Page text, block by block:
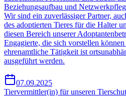
Beziehungsaufbau und
Wir sind ein zuverlässiger Partner,
des adoptierten Tieres für die Halter
diesen Bereich unserer
Engagierte, die sich vorstellen
ehrenamtliche Tätigkeit ist
ausgeführt werden.
07.09.2025
Tiervermittler(in) für unseren